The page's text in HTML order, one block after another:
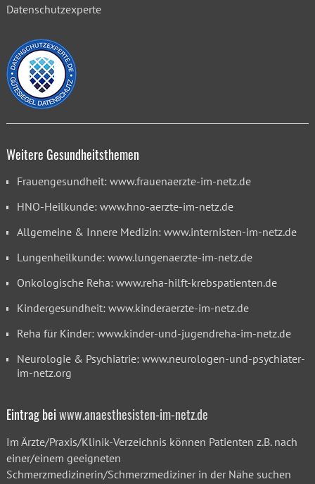
Datenschutzexperte
Weitere Gesundheitsthemen
Frauengesundheit: www.frauenaerzte-im-netz.de
HNO-Heilkunde: www.hno-aerzte-im-netz.de
Allgemeine & Innere Medizin: www.internisten-im-netz.de
Lungenheilkunde: www.lungenaerzte-im-netz.de
Onkologische Reha: www.reha-hilft-krebspatienten.de
Kindergesundheit: www.kinderaerzte-im-netz.de
Reha für Kinder: www.kinder-und-jugendreha-im-netz.de
Neurologie & Psychiatrie: www.neurologen-und-psychiater-
im-netz.org
Eintrag beiwww.anaesthesisten-im-netz.de
Im Ärzte/Praxis/Klinik-Verzeichnis können Patienten z.B. nach
einer/einem geeigneten
Schmerzmedizinerin/Schmerzmediziner in der Nähe suchen